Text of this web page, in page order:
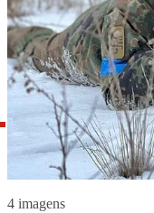
4 imagens